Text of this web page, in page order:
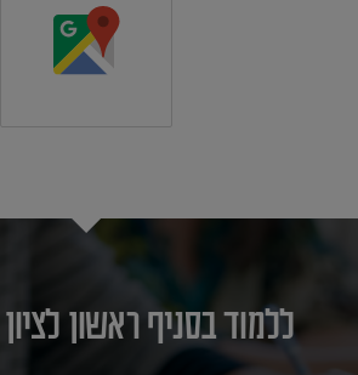
ללמוד בסניף ראשון